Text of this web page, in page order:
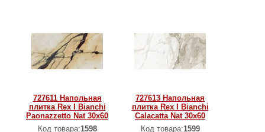
727611 Напольная
плитка Rex I Bianchi
Paonazzetto Nat 30x60
Код товара:1598
727613 Напольная
плитка Rex I Bianchi
Calacatta Nat 30x60
Код товара:1599